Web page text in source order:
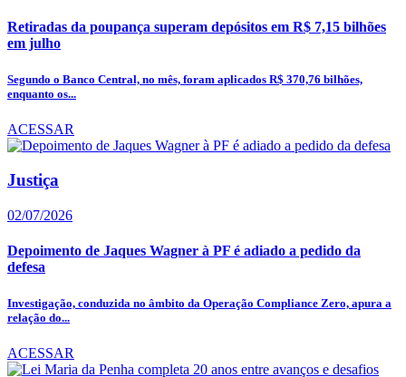
Retiradas da poupança superam depósitos em R$ 7,15 bilhões
em julho
Segundo o Banco Central, no mês, foram aplicados R$ 370,76 bilhões,
enquanto os...
ACESSAR
Justiça
02/07/2026
Depoimento de Jaques Wagner à PF é adiado a pedido da
defesa
Investigação, conduzida no âmbito da Operação Compliance Zero, apura a
relação do...
ACESSAR